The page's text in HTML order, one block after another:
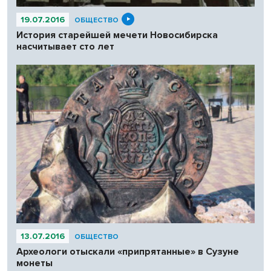
19.07.2016 ОБЩЕСТВО
История старейшей мечети Новосибирска
насчитывает сто лет
13.07.2016 ОБЩЕСТВО
Археологи отыскали «припрятанные» в Сузуне
монеты